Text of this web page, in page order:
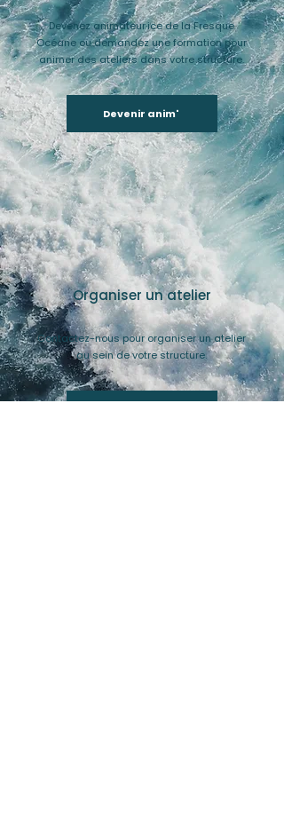
Devenez animateur·ice de la Fresque
Océane ou demandez une formation pour
animer des ateliers dans votre structure.
Devenir anim'
Organiser un atelier
Contactez-nous pour organiser un atelier
au sein de votre structure.